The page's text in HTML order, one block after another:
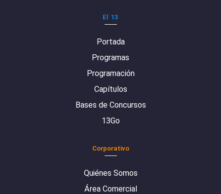
El 13
Portada
Programas
Programación
Capítulos
Bases de Concursos
13Go
Corporativo
Quiénes Somos
Área Comercial